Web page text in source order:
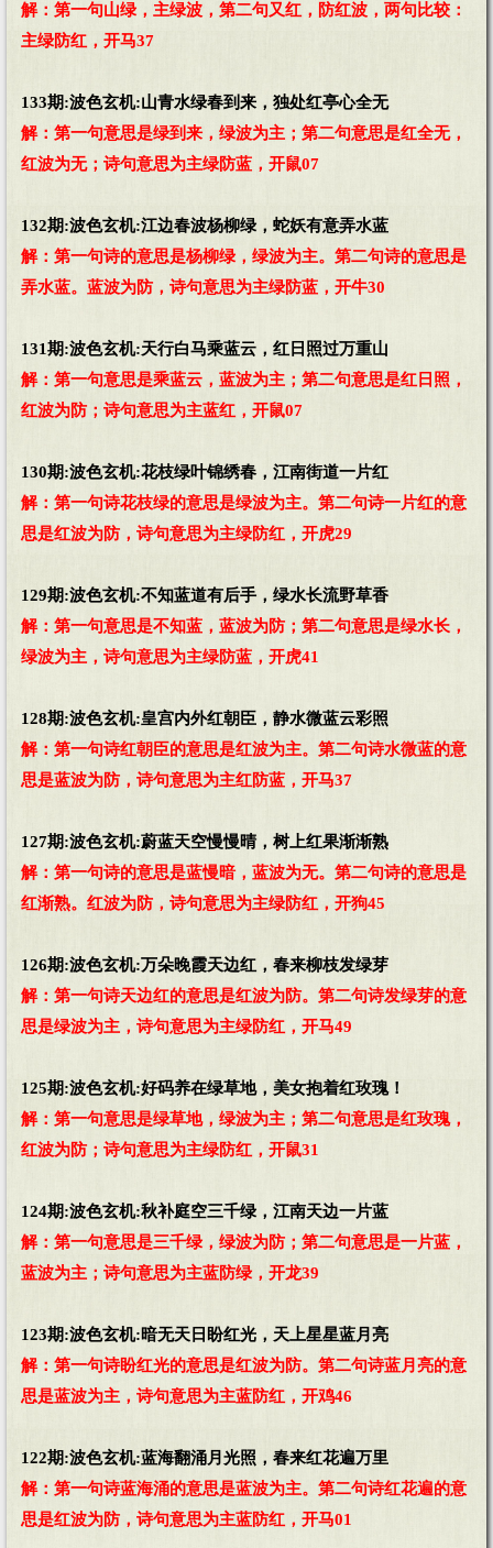
解：第一句山绿，主绿波，第二句又红，防红波，两句比较：
主绿防红，开马37
133期:波色玄机:山青水绿春到来，独处红亭心全无
解：第一句意思是绿到来，绿波为主；第二句意思是红全无，
红波为无；诗句意思为主绿防蓝，开鼠07
132期:波色玄机:江边春波杨柳绿，蛇妖有意弄水蓝
解：第一句诗的意思是杨柳绿，绿波为主。第二句诗的意思是
弄水蓝。蓝波为防，诗句意思为主绿防蓝，开牛30
131期:波色玄机:天行白马乘蓝云，红日照过万重山
解：第一句意思是乘蓝云，蓝波为主；第二句意思是红日照，
红波为防；诗句意思为主蓝红，开鼠07
130期:波色玄机:花枝绿叶锦绣春，江南街道一片红
解：第一句诗花枝绿的意思是绿波为主。第二句诗一片红的意
思是红波为防，诗句意思为主绿防红，开虎29
129期:波色玄机:不知蓝道有后手，绿水长流野草香
解：第一句意思是不知蓝，蓝波为防；第二句意思是绿水长，
绿波为主，诗句意思为主绿防蓝，开虎41
128期:波色玄机:皇宫内外红朝臣，静水微蓝云彩照
解：第一句诗红朝臣的意思是红波为主。第二句诗水微蓝的意
思是蓝波为防，诗句意思为主红防蓝，开马37
127期:波色玄机:蔚蓝天空慢慢晴，树上红果渐渐熟
解：第一句诗的意思是蓝慢暗，蓝波为无。第二句诗的意思是
红渐熟。红波为防，诗句意思为主绿防红，开狗45
126期:波色玄机:万朵晚霞天边红，春来柳枝发绿芽
解：第一句诗天边红的意思是红波为防。第二句诗发绿芽的意
思是绿波为主，诗句意思为主绿防红，开马49
125期:波色玄机:好码养在绿草地，美女抱着红玫瑰！
解：第一句意思是绿草地，绿波为主；第二句意思是红玫瑰，
红波为防；诗句意思为主绿防红，开鼠31
124期:波色玄机:秋补庭空三千绿，江南天边一片蓝
解：第一句意思是三千绿，绿波为防；第二句意思是一片蓝，
蓝波为主；诗句意思为主蓝防绿，开龙39
123期:波色玄机:暗无天日盼红光，天上星星蓝月亮
解：第一句诗盼红光的意思是红波为防。第二句诗蓝月亮的意
思是蓝波为主，诗句意思为主蓝防红，开鸡46
122期:波色玄机:蓝海翻涌月光照，春来红花遍万里
解：第一句诗蓝海涌的意思是蓝波为主。第二句诗红花遍的意
思是红波为防，诗句意思为主蓝防红，开马01